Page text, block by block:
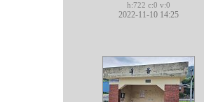
h:722 c:0 v:0
2022-11-10 14:25